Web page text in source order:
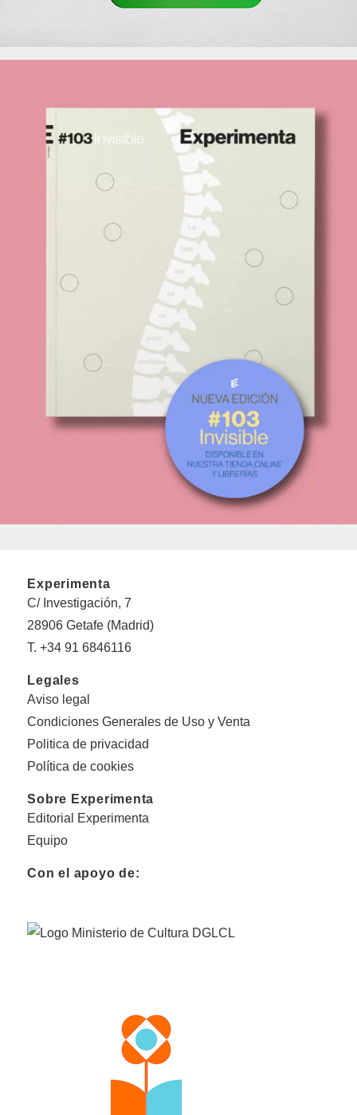
Experimenta
C/ Investigación, 7
28906 Getafe (Madrid)
T. +34 91 6846116
Legales
Aviso legal
Condiciones Generales de Uso y Venta
Politica de privacidad
Política de cookies
Sobre Experimenta
Editorial Experimenta
Equipo
Con el apoyo de: